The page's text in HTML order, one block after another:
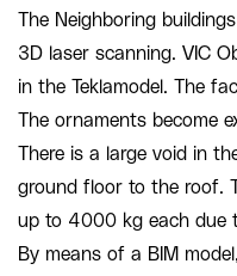
The Neighboring
3D laser scanning. VIC
in the Teklamodel. The
The ornaments become
There is a large void in
ground floor to the roof.
up to 4000 kg each due
By means of a BIM